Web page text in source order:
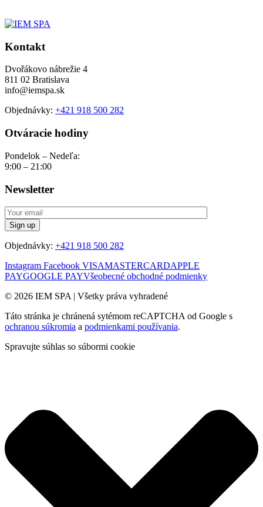
Kontakt
Dvořákovo nábrežie 4
811 02 Bratislava
info@iemspa.sk
Objednávky: +421 918 500 282
Otváracie hodiny
Pondelok – Nedeľa:
9:00 – 21:00
Newsletter
Objednávky: +421 918 500 282
Instagram Facebook VISAMASTERCARDAPPLE
PAYGOOGLE PAYVšeobecné obchodné podmienky
© 2026 IEM SPA | Všetky práva vyhradené
Táto stránka je chránená sytémom reCAPTCHA od Google s
ochranou súkromia a podmienkami používania.
Spravujte súhlas so súbormi cookie